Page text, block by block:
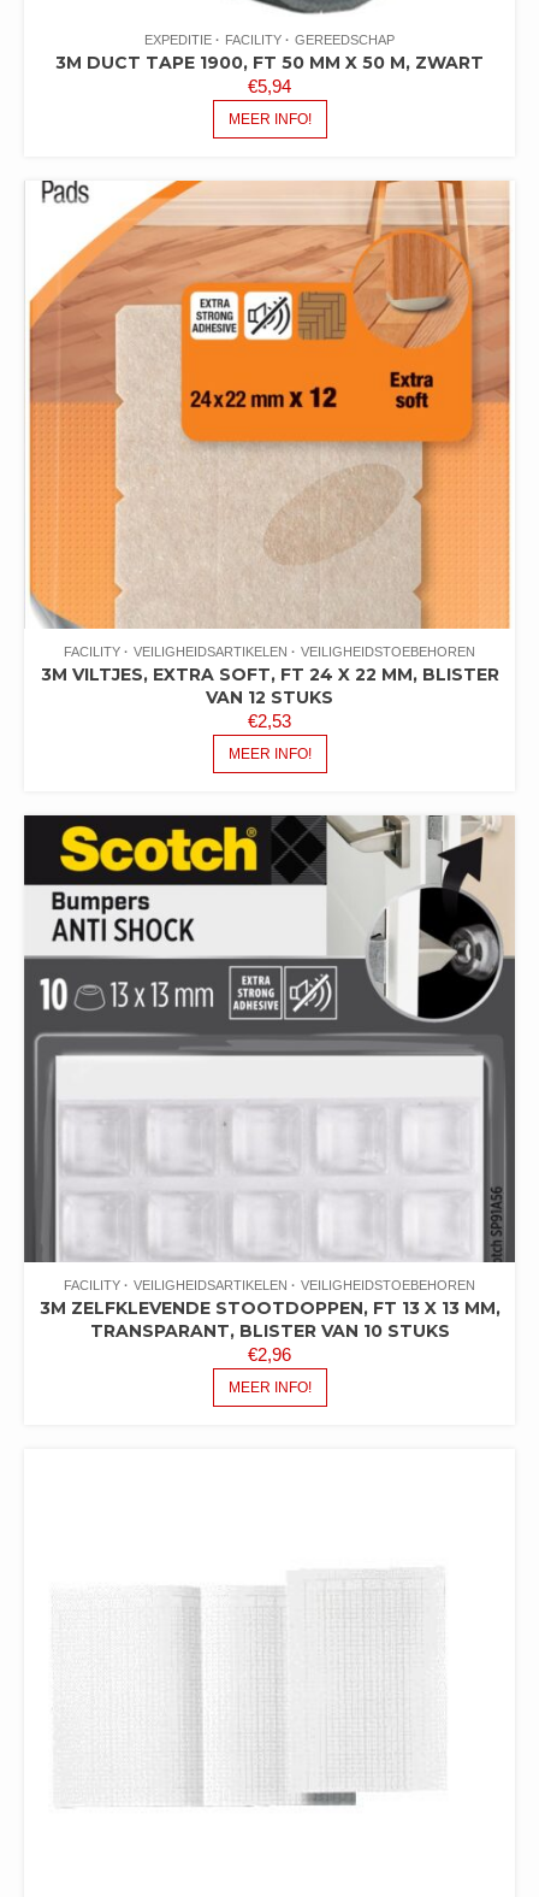
EXPEDITIE FACILITY GEREEDSCHAP
3M DUCT TAPE 1900, FT 50 MM X 50 M, ZWART
€5,94
MEER INFO!
FACILITY VEILIGHEIDSARTIKELEN VEILIGHEIDSTOEBEHOREN
3M VILTJES, EXTRA SOFT, FT 24 X 22 MM, BLISTER
VAN 12 STUKS
€2,53
MEER INFO!
FACILITY VEILIGHEIDSARTIKELEN VEILIGHEIDSTOEBEHOREN
3M ZELFKLEVENDE STOOTDOPPEN, FT 13 X 13 MM,
TRANSPARANT, BLISTER VAN 10 STUKS
€2,96
MEER INFO!